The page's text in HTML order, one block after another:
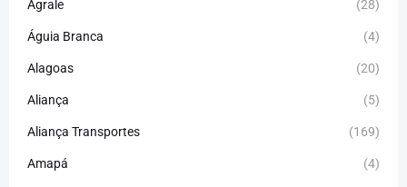
Agrale (28)
Águia Branca (4)
Alagoas (20)
Aliança (5)
Aliança Transportes (169)
Amapá (4)